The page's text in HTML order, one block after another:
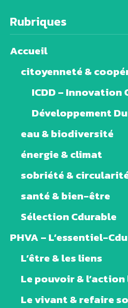
Rubriques
Accueil
citoyenneté &
ICDD – Innovation
Développement
eau & biodiversité
énergie & climat
sobriété &
santé & bien-être
Sélection Cdurable
PHVA – L’essentiel-
L’être & les liens
Le pouvoir &
Le vivant & refaire